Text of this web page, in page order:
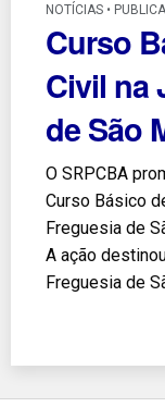
NOTÍCIAS •
Curso
Civil na
de São
O SRPCBA
Curso Básico
Freguesia de
A ação
Freguesia de